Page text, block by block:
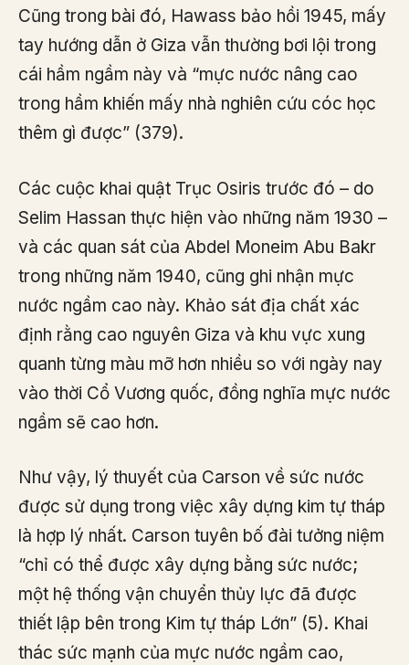
Cũng trong bài đó, Hawass bảo hồi 1945, mấy
tay hướng dẫn ở Giza vẫn thường bơi lội trong
cái hầm ngầm này và “mực nước nâng cao
trong hầm khiến mấy nhà nghiên cứu cóc học
thêm gì được” (379).
Các cuộc khai quật Trục Osiris trước đó – do
Selim Hassan thực hiện vào những năm 1930 –
và các quan sát của Abdel Moneim Abu Bakr
trong những năm 1940, cũng ghi nhận mực
nước ngầm cao này. Khảo sát địa chất xác
định rằng cao nguyên Giza và khu vực xung
quanh từng màu mỡ hơn nhiều so với ngày nay
vào thời Cổ Vương quốc, đồng nghĩa mực nước
ngầm sẽ cao hơn.
Như vậy, lý thuyết của Carson về sức nước
được sử dụng trong việc xây dựng kim tự tháp
là hợp lý nhất. Carson tuyên bố đài tưởng niệm
“chỉ có thể được xây dựng bằng sức nước;
một hệ thống vận chuyển thủy lực đã được
thiết lập bên trong Kim tự tháp Lớn” (5). Khai
thác sức mạnh của mực nước ngầm cao,